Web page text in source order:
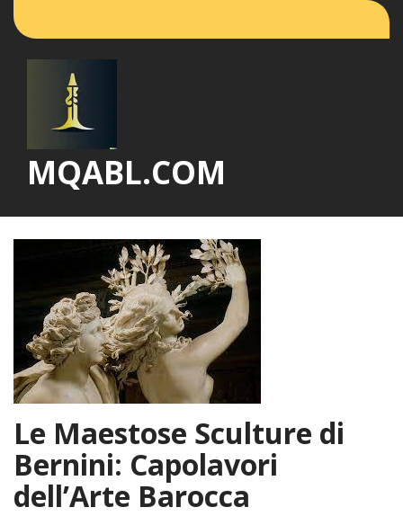
MQABL.COM
Le Maestose Sculture di
Bernini: Capolavori
dell’Arte Barocca